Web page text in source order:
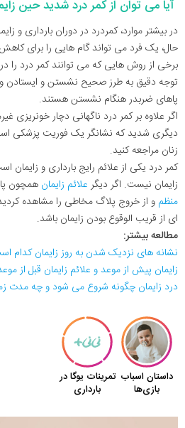
آیا می توان از کمر درد شدید حین
در بیشتر موارد، کمردرد در دوران بارداری و
حال، یک فرد می تواند گام هایی را برای
برخی از روش هایی که می توانند کمر درد را
توجه دقیق به طرز صحیح نشستن و ایستادن و
پاهای ضربدر هنگام نشستن هستند.
اگر علاوه بر کمر درد ناگهانی دچار خونریزی
دیگری شدید که نشانگر یک فوریت پزشکی
زنان مراجعه کنید.
کمر درد یکی از علائم رایج بارداری و زایمان
زایمان نیست. اگر دیگر علائم زایمان همچون
منظم و از خروج پلاگ مخاطی را مشاهده
ای از قریب الوقوع بودن زایمان باشد.
مطالعه بیشتر:
نشانه های نزدیک شدن به روز زایمان کدام
زایمان پیش از موعد و علائم زایمان قبل از
درد زایمان چگونه شروع می شود و چه مدت